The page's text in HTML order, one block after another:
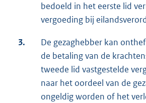
bedoeld in het eerste lid
vergoeding bij
3.
De gezaghebber kan
de betaling van de
tweede lid vastgestelde
naar het oordeel van de
ongeldig worden of het